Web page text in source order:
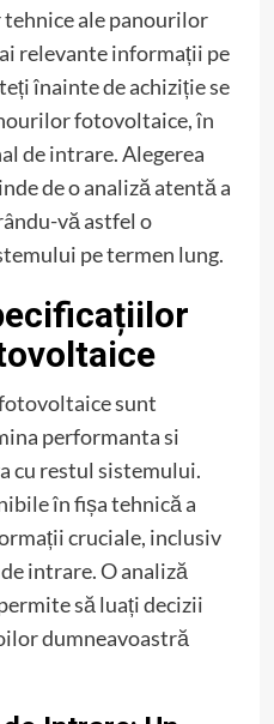
ale panourilor
relevante informații pe
înainte de achiziție se
fotovoltaice, în
de intrare. Alegerea
de o analiză atentă a
vă astfel o
pe termen lung.
sunt
performanta si
cu restul sistemului.
în fișa tehnică a
cruciale, inclusiv
intrare. O analiză
să luați decizii
dumneavoastră